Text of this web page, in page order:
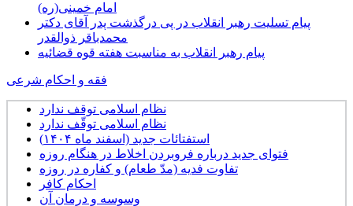
امام خمینی(ره)
پیام تسلیت رهبر انقلاب در پی درگذشت پدر آقای دکتر
محمدباقر ذوالقدر
پیام رهبر انقلاب به مناسبت هفته قوه قضائیه
فقه و احکام شرعی
نظام اسلامی توقف ندارد
نظام اسلامی توقّف ندارد
استفتائات جدید (اسفند ماه ۱۴۰۴)
فتوای جدید درباره فروبردن اخلاط در هنگام روزه
تفاوت فدیه (مدّ طعام) و کفاره در روزه
احکام کافر
وسوسه و درمان آن